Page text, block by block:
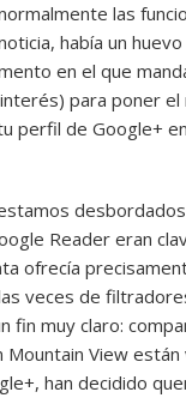
las
había un
en el que
para poner
perfil de Google+
Reader eran
ofrecía
veces de
fin muy claro:
View
han decidido